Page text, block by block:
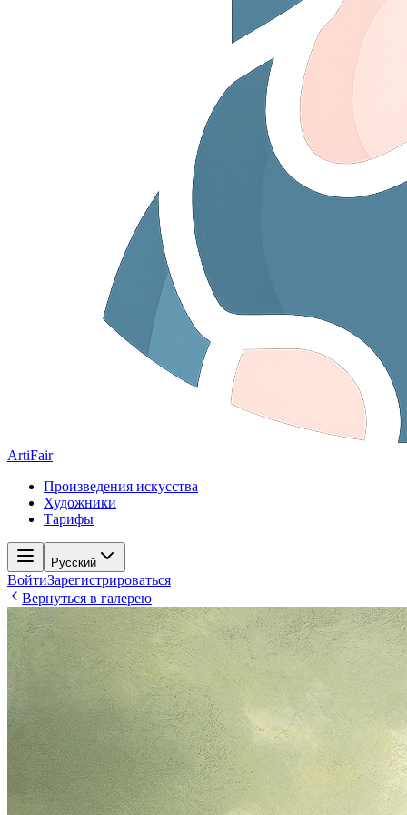
ArtiFair
Произведения искусства
Художники
Тарифы
Русский
ВойтиЗарегистрироваться
Вернуться в галерею